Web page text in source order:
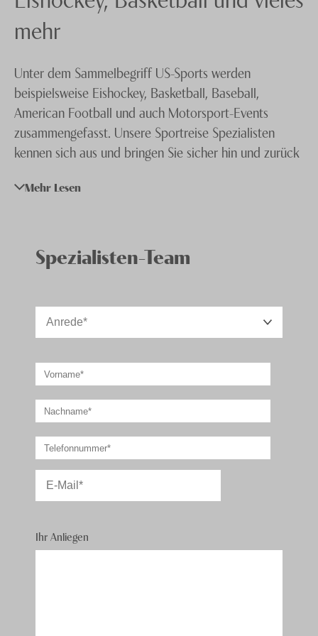
Motorsport
Darts
Impressum
Jobs
mehr
Unter dem Sammelbegriff US-Sports werden
beispielsweise Eishockey, Basketball, Baseball,
American Football und auch Motorsport-Events
zusammengefasst. Unsere Sportreise Spezialisten
kennen sich aus und bringen Sie sicher hin und zurück
den Vereinigten Staaten anders organisiert, als wir dies
Transfermarktes gibt es über dem Atlantik ein
sogenanntes Draft-System und festgelegte
ausgeschlossen.
Publikumssportarten sind in den USA enorm populär.
So ziehen die prestigeträchtigsten Spiele und Anlässe
riesige Fangemeinschaften an. Aber ein Event schlägt
jedes Jahr alles Bekannte: Um das Finale der
American Football League, dem Super Bowl, besteht
eine ganze Mini-Wirtschaft, denn wenn sich die beiden
besten Teams gegenüberstehen, verfolgen rund 150
Millionen Amerikaner das Geschehen am Bildschirm.
die Werbung gesteckt – Super Bowl ist einfach in allen
Mehr Lesen
Spezialisten-Team
Ihr Anliegen